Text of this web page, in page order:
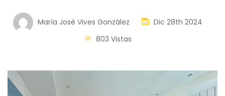
María José Vives González
Dic 28th 2024
803 Vistas